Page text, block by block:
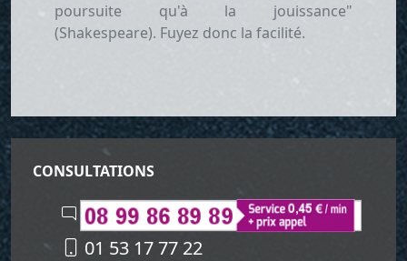
poursuite qu'à la jouissance"
(Shakespeare). Fuyez donc la facilité.
CONSULTATIONS
01 53 17 77 22